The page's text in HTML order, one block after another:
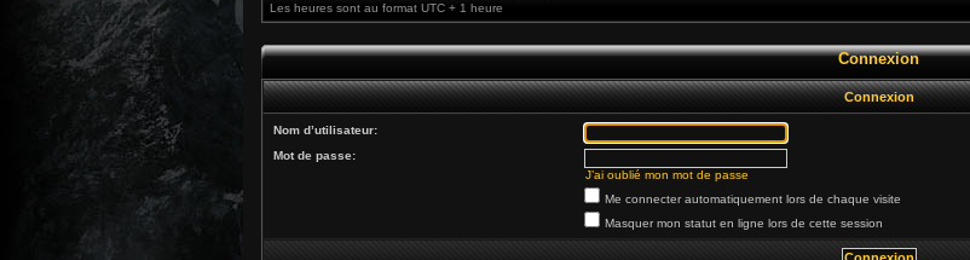
Les heures sont au format UTC + 1 heure
Connexion
Connexion
Nom d’utilisateur:
Mot de passe:
J’ai oublié mon mot de passe
Me connecter automatiquement lors de chaque visite
Masquer mon statut en ligne lors de cette session